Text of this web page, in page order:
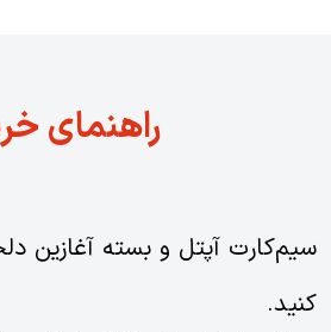
راهنمای
سیم‌کارت آپتل و بسته آغازین
کنید.